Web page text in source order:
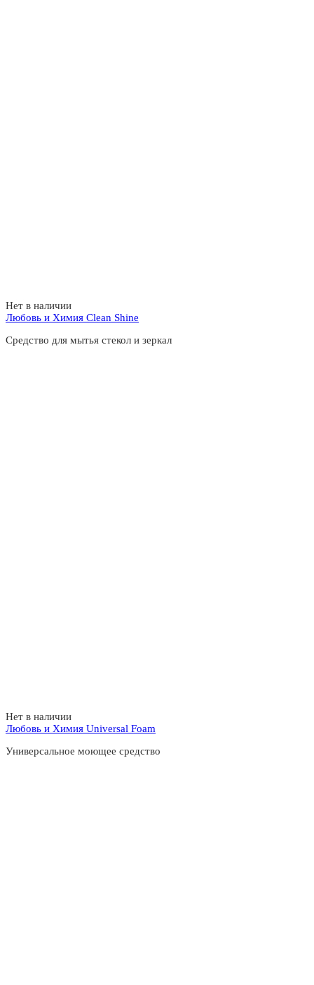
Нет в наличии
Любовь и Химия Clean Shine
Средство для мытья стекол и зеркал
Нет в наличии
Любовь и Химия Universal Foam
Универсальное моющее средство